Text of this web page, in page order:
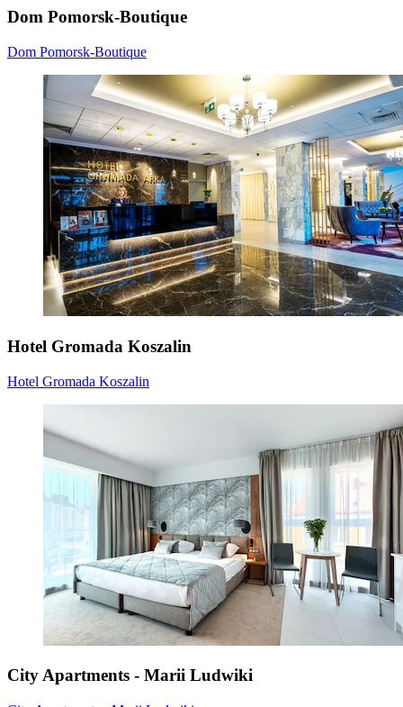
Dom Pomorsk-Boutique
Dom Pomorsk-Boutique
Hotel Gromada Koszalin
Hotel Gromada Koszalin
City Apartments - Marii Ludwiki